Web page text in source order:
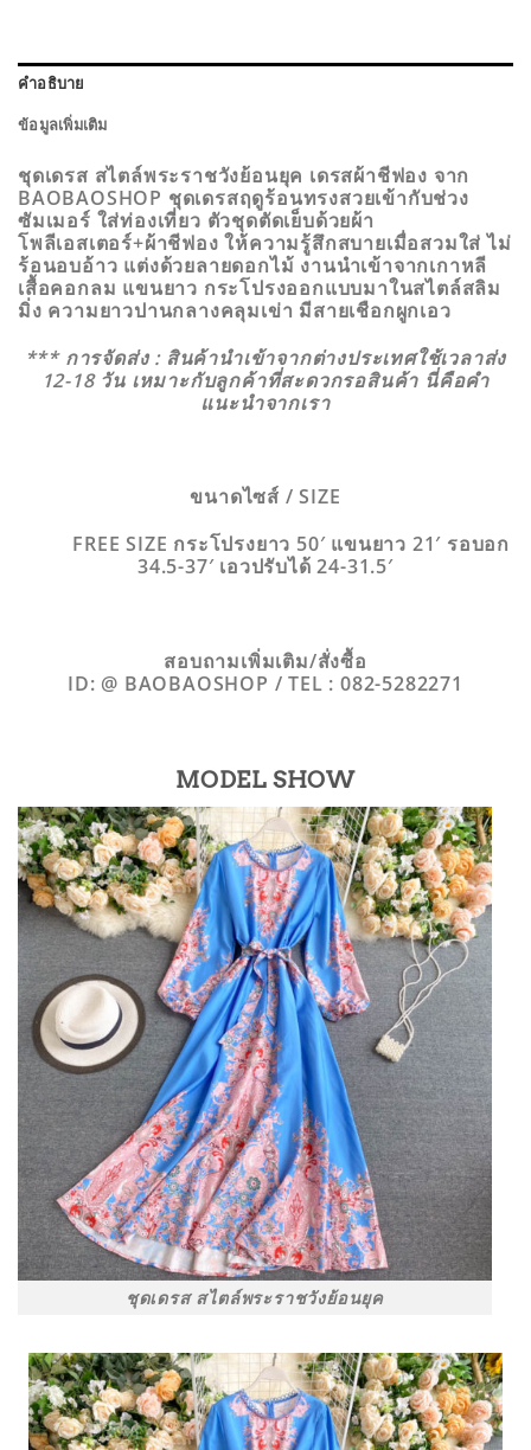
คำอธิบาย
ข้อมูลเพิ่มเติม
ชุดเดรส สไตล์พระราชวังย้อนยุค เดรสผ้าชีฟอง จาก
BAOBAOSHOP ชุดเดรสฤดูร้อนทรงสวยเข้ากับช่วง
ซัมเมอร์ ใส่ท่องเที่ยว ตัวชุดตัดเย็บด้วยผ้า
โพลีเอสเตอร์+ผ้าชีฟอง ให้ความรู้สึกสบายเมื่อสวมใส่ ไม่
ร้อนอบอ้าว แต่งด้วยลายดอกไม้ งานนำเข้าจากเกาหลี
เสื้อคอกลม แขนยาว กระโปรงออกแบบมาในสไตล์สลิม
มิ่ง ความยาวปานกลางคลุมเข่า มีสายเชือกผูกเอว
*** การจัดส่ง : สินค้านำเข้าจากต่างประเทศใช้เวลาส่ง
12-18 วัน เหมาะกับลูกค้าที่สะดวกรอสินค้า นี่คือคำ
แนะนำจากเรา
ขนาดไซส์ / SIZE
FREE SIZE กระโปรงยาว 50′ แขนยาว 21′ รอบอก
34.5-37′ เอวปรับได้ 24-31.5′
สอบถามเพิ่มเติม/สั่งซื้อ
ID: @ BAOBAOSHOP / TEL : 082-5282271
MODEL SHOW
ชุดเดรส สไตล์พระราชวังย้อนยุค